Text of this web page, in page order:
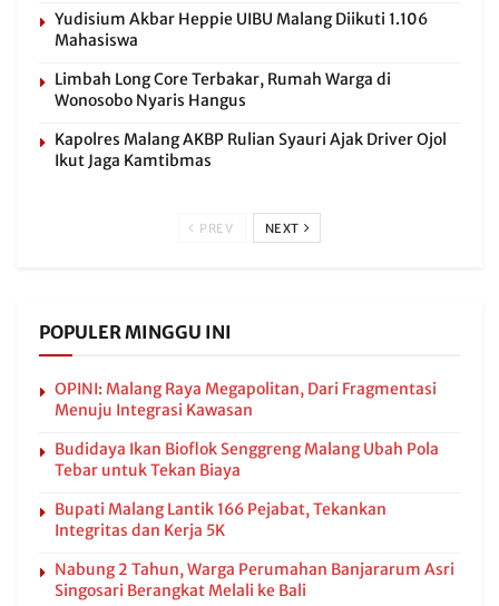
Yudisium Akbar Heppie UIBU Malang Diikuti 1.106
Mahasiswa
Limbah Long Core Terbakar, Rumah Warga di
Wonosobo Nyaris Hangus
Kapolres Malang AKBP Rulian Syauri Ajak Driver Ojol
Ikut Jaga Kamtibmas
PREV NEXT
POPULER MINGGU INI
OPINI: Malang Raya Megapolitan, Dari Fragmentasi
Menuju Integrasi Kawasan
Budidaya Ikan Bioflok Senggreng Malang Ubah Pola
Tebar untuk Tekan Biaya
Bupati Malang Lantik 166 Pejabat, Tekankan
Integritas dan Kerja 5K
Nabung 2 Tahun, Warga Perumahan Banjararum Asri
Singosari Berangkat Melali ke Bali